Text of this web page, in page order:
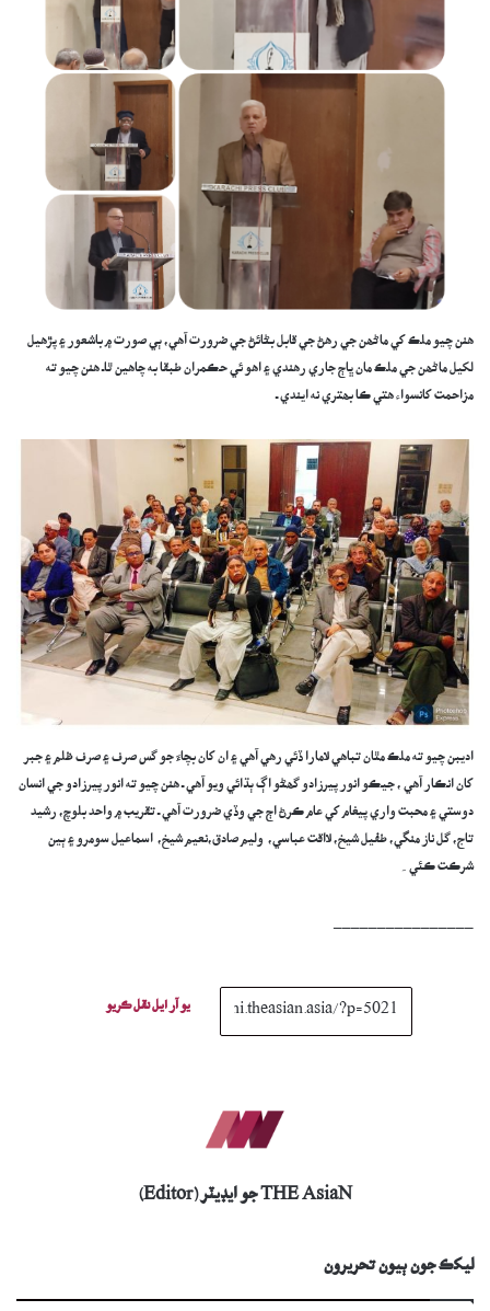
ھنن چيو ملڪ کي ماڻھن جي رھڻ جي قابل بڻائڻ جي ضرورت آھي، ٻي صورت ۾ باشعور ۽ پڙھيل
لکيل ماڻھن جي ملڪ مان ڀاڄ جاري رھندي ۽ اھو ئي حڪمران طبقا به چاھين ٿاـ ھنن چيو ته
مزاحمت کانسواء ھتي ڪا بھتري نه ايندي ـ
اديبن چيو ته ملڪ مٿان تباھي لامارا ڏئي رھي آھي ۽ ان کان بچاءَ جو گس صرف ۽ صرف ظلم ۽ جبر
کان انڪار آھي ، جيڪو انور پيرزادو گھڻو اڳ ٻڌائي ويو آھي ـ ھنن چيو ته انور پيرزادو جي انسان
دوستي ۽ محبت واري پيغام کي عام ڪرڻ اڄ جي وڏي ضرورت آھي ـ تقريب ۾ واحد بلوچ، رشيد
تاج، گل ناز منگي، طفيل شيخ، لااقت عباسي، وليم صادق،نعيم شيخ، اسماعيل سومرو ۽ ٻين
شرڪت ڪئي۔
يو آر ايل نقل ڪريو
THE AsiaN جو ايڊيٽر (Editor)
ليکڪ جون ٻيون تحريرون